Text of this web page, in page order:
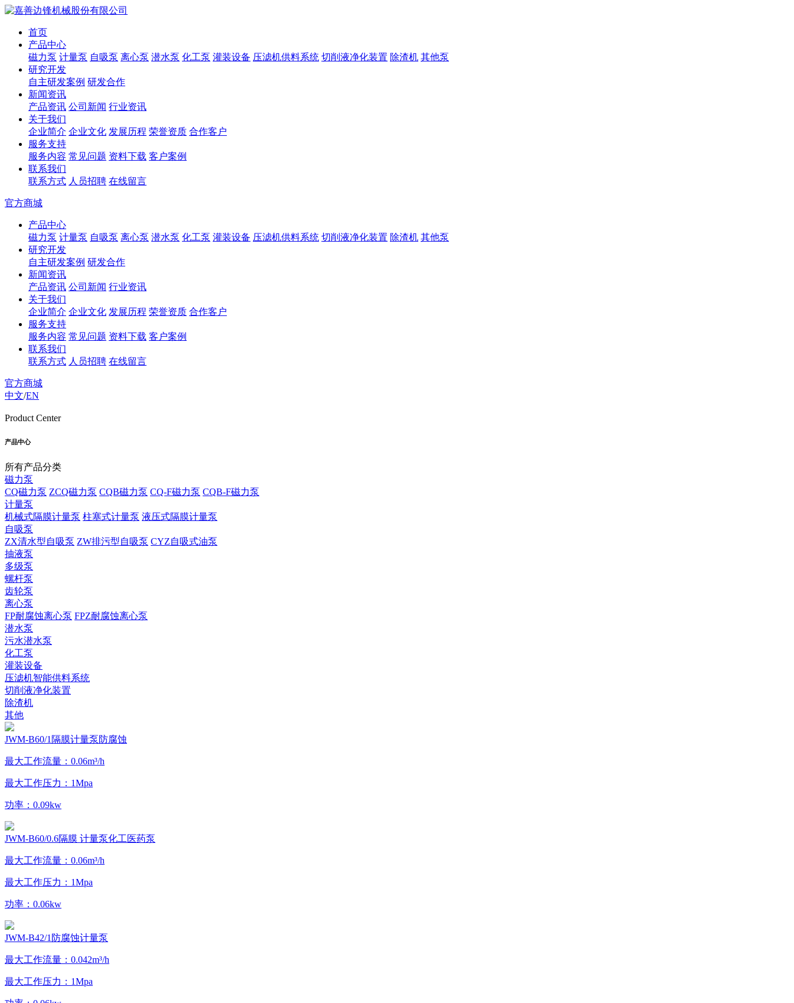
首页
产品中心
磁力泵 计量泵 自吸泵 离心泵 潜水泵 化工泵 灌装设备 压滤机供料系统 切削液净化装置 除渣机 其他泵
研究开发
自主研发案例 研发合作
新闻资讯
产品资讯 公司新闻 行业资讯
关于我们
企业简介 企业文化 发展历程 荣誉资质 合作客户
服务支持
服务内容 常见问题 资料下载 客户案例
联系我们
联系方式 人员招聘 在线留言
官方商城
产品中心
磁力泵 计量泵 自吸泵 离心泵 潜水泵 化工泵 灌装设备 压滤机供料系统 切削液净化装置 除渣机 其他泵
研究开发
自主研发案例 研发合作
新闻资讯
产品资讯 公司新闻 行业资讯
关于我们
企业简介 企业文化 发展历程 荣誉资质 合作客户
服务支持
服务内容 常见问题 资料下载 客户案例
联系我们
联系方式 人员招聘 在线留言
官方商城
中文/EN
Product Center
产品中心
所有产品分类
磁力泵
CQ磁力泵 ZCQ磁力泵 CQB磁力泵 CQ-F磁力泵 CQB-F磁力泵
计量泵
机械式隔膜计量泵 柱塞式计量泵 液压式隔膜计量泵
自吸泵
ZX清水型自吸泵 ZW排污型自吸泵 CYZ自吸式油泵
抽液泵
多级泵
螺杆泵
齿轮泵
离心泵
FP耐腐蚀离心泵 FPZ耐腐蚀离心泵
潜水泵
污水潜水泵
化工泵
灌装设备
压滤机智能供料系统
切削液净化装置
除渣机
其他
JWM-B60/1隔膜计量泵防腐蚀
最大工作流量：0.06m³/h
最大工作压力：1Mpa
功率：0.09kw
JWM-B60/0.6隔膜 计量泵化工医药泵
最大工作流量：0.06m³/h
最大工作压力：1Mpa
功率：0.06kw
JWM-B42/1防腐蚀计量泵
最大工作流量：0.042m³/h
最大工作压力：1Mpa